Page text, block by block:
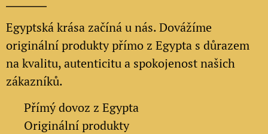
Egyptská krása začíná u nás. Dovážíme
originální produkty přímo z Egypta s důrazem
na kvalitu, autenticitu a spokojenost našich
zákazníků.
Přímý dovoz z Egypta
Originální produkty